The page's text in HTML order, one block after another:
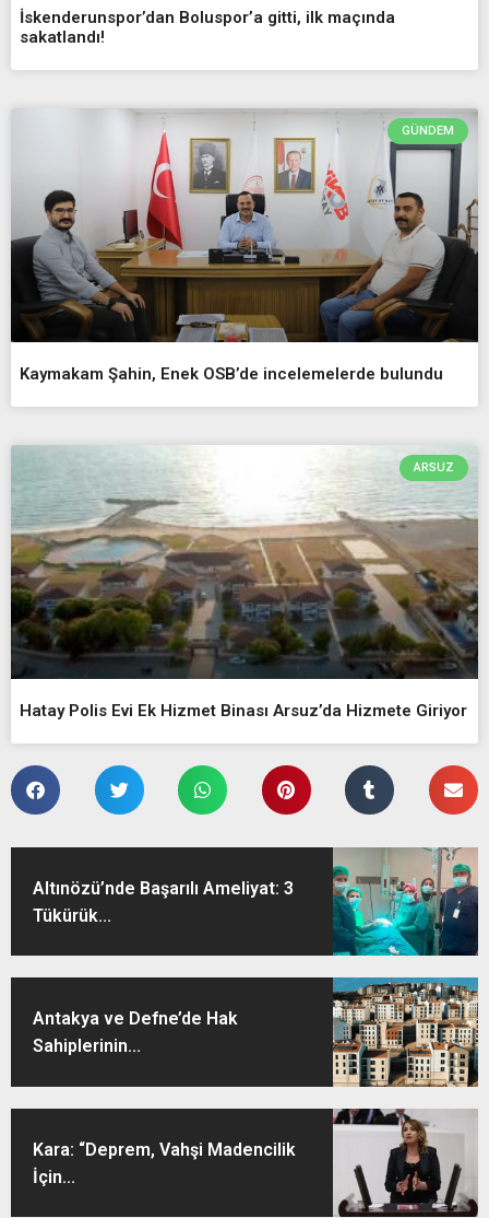
İskenderunspor’dan Boluspor’a gitti, ilk maçında
sakatlandı!
GÜNDEM
Kaymakam Şahin, Enek OSB’de incelemelerde bulundu
ARSUZ
Hatay Polis Evi Ek Hizmet Binası Arsuz’da Hizmete Giriyor
Altınözü’nde Başarılı Ameliyat: 3
Tükürük...
Antakya ve Defne’de Hak
Sahiplerinin...
Kara: “Deprem, Vahşi Madencilik
İçin...